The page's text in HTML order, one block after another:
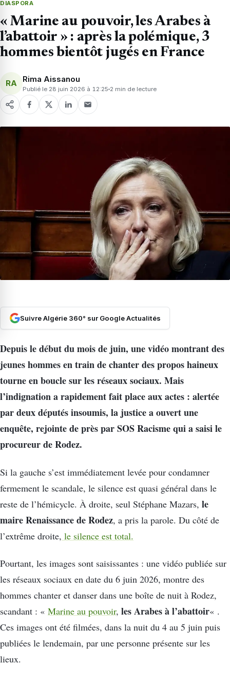
DIASPORA
« Marine au pouvoir, les Arabes à
l’abattoir » : après la polémique, 3
hommes bientôt jugés en France
RA Rima Aissanou
Publié le 28 juin 2026 à 12:25 2 min de lecture
Suivre Algérie 360° sur Google Actualités
Depuis le début du mois de juin, une vidéo montrant des
jeunes hommes en train de chanter des propos haineux
tourne en boucle sur les réseaux sociaux. Mais
l’indignation a rapidement fait place aux actes : alertée
par deux députés insoumis, la justice a ouvert une
enquête, rejointe de près par SOS Racisme qui a saisi le
procureur de Rodez.
Si la gauche s’est immédiatement levée pour condamner
fermement le scandale, le silence est quasi général dans le
reste de l’hémicycle. À droite, seul Stéphane Mazars, le
maire Renaissance de Rodez, a pris la parole. Du côté de
l’extrême droite, le silence est total.
Pourtant, les images sont saisissantes : une vidéo publiée sur
les réseaux sociaux en date du 6 juin 2026, montre des
hommes chanter et danser dans une boîte de nuit à Rodez,
scandant : « Marine au pouvoir, les Arabes à l’abattoir« .
Ces images ont été filmées, dans la nuit du 4 au 5 juin puis
publiées le lendemain, par une personne présente sur les
lieux.